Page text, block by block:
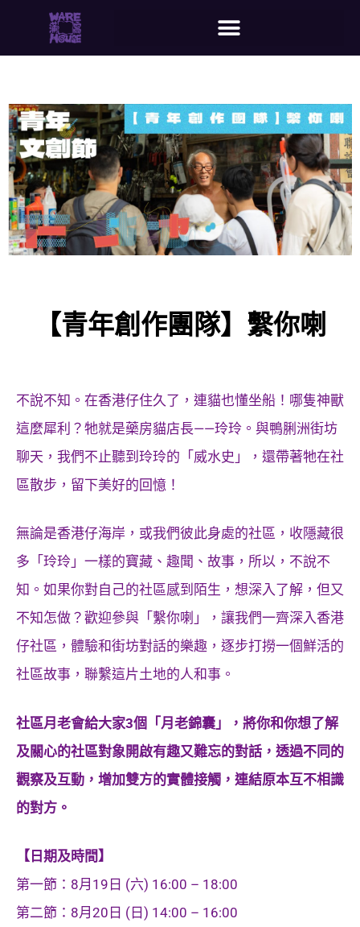
【青年創作團隊】繫你喇
不說不知。在香港仔住久了，連貓也懂坐船！哪隻神獸
這麼犀利？牠就是藥房貓店長——玲玲。與鴨脷洲街坊
聊天，我們不止聽到玲玲的「威水史」，還帶著牠在社
區散步，留下美好的回憶！
無論是香港仔海岸，或我們彼此身處的社區，收隱藏很
多「玲玲」一樣的寶藏、趣聞、故事，所以，不說不
知。如果你對自己的社區感到陌生，想深入了解，但又
不知怎做？歡迎參與「繫你喇」，讓我們一齊深入香港
仔社區，體驗和街坊對話的樂趣，逐步打撈一個鮮活的
社區故事，聯繫這片土地的人和事。
社區月老會給大家3個「月老錦囊」，將你和你想了解
及關心的社區對象開啟有趣又難忘的對話，透過不同的
觀察及互動，增加雙方的實體接觸，連結原本互不相識
的對方。
【日期及時間】
第一節：8月19日 (六) 16:00 – 18:00
第二節：8月20日 (日) 14:00 – 16:00